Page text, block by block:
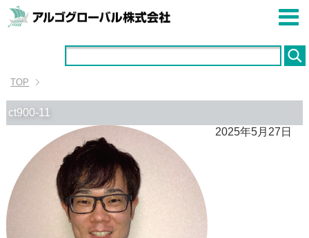
TOP
ct900-11
2025年5月27日